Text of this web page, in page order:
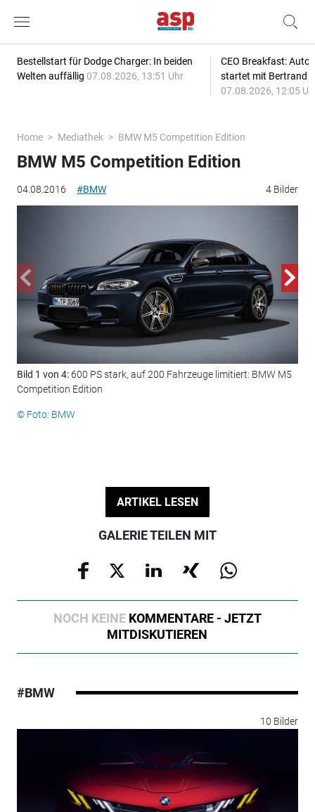
Bestellstart für Dodge Charger: In beiden
Welten auffällig 07.08.2026, 13:51 Uhr
CEO Breakfast:
startet mit Bertrand
07.08.2026, 12:05
Home Mediathek BMW M5 Competition Edition
04.08.2016 #BMW 4 Bilder
BMW M5 Competition Edition
Bild 1 von 4: 600 PS stark, auf 200 Fahrzeuge limitiert: BMW M5
Competition Edition
© Foto: BMW
ARTIKEL LESEN
GALERIE TEILEN MIT
NOCH KEINE KOMMENTARE - JETZT
MITDISKUTIEREN
#BMW
10 Bilder